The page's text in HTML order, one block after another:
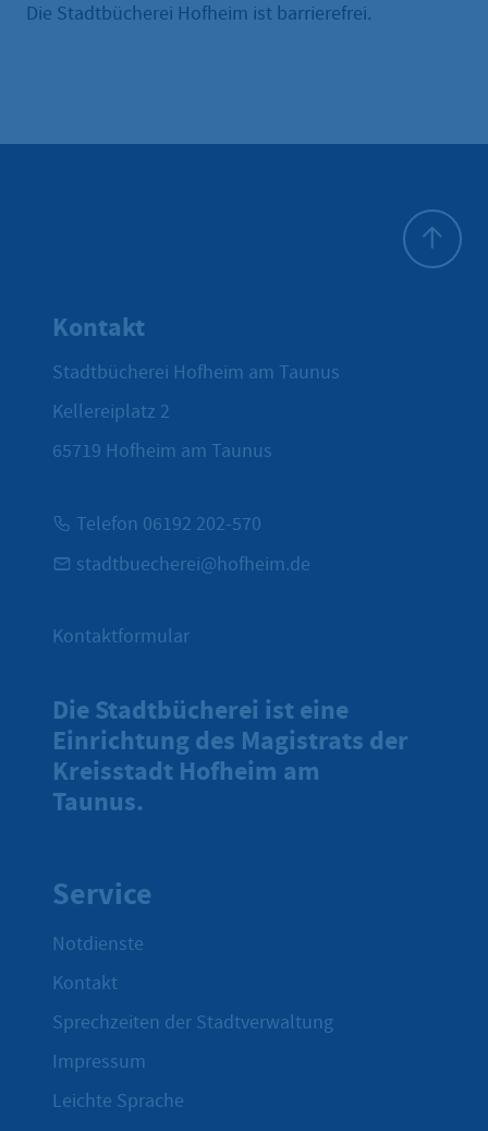
Die Stadtbücherei Hofheim ist barrierefrei.
Kontakt
Stadtbücherei Hofheim am Taunus
Kellereiplatz 2
65719 Hofheim am Taunus
Telefon 06192 202-570
stadtbuecherei@hofheim.de
Kontaktformular
Die Stadtbücherei ist eine
Einrichtung des Magistrats der
Kreisstadt Hofheim am
Taunus.
Service
Notdienste
Kontakt
Sprechzeiten der Stadtverwaltung
Impressum
Leichte Sprache